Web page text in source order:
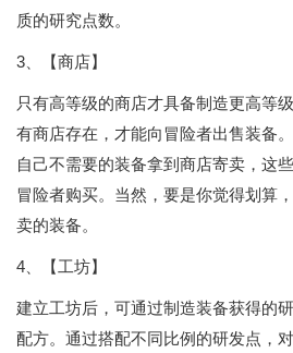
质的研究点数。
3、 【商店】
只有高等级的商店才具备制造更高等
有商店存在，才能向冒险者出售装备
自己不需要的装备拿到商店寄卖，这
冒险者购买。当然，要是你觉得划算
卖的装备。
4、 【工坊】
建立工坊后，可通过制造装备获得的
配方。通过搭配不同比例的研发点，